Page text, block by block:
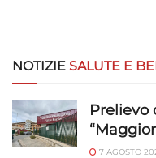
NOTIZIE SALUTE E
Prelievo
7 AGOSTO